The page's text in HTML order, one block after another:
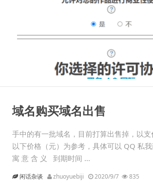
域名购买域名出售
手中的有一批域名，目前打算出售掉，以支
以下价格（元）为参考，具体可以 QQ 私
寓 意 含 义 到期时间 ...
闲话杂谈 zhuoyuebiji 2020/9/7 835